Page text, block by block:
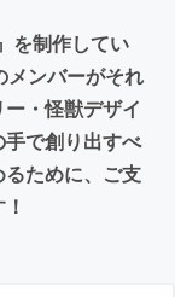
を制作してい
メンバーがそれ
・怪獣デザイ
で創り出すべ
ために、ご支